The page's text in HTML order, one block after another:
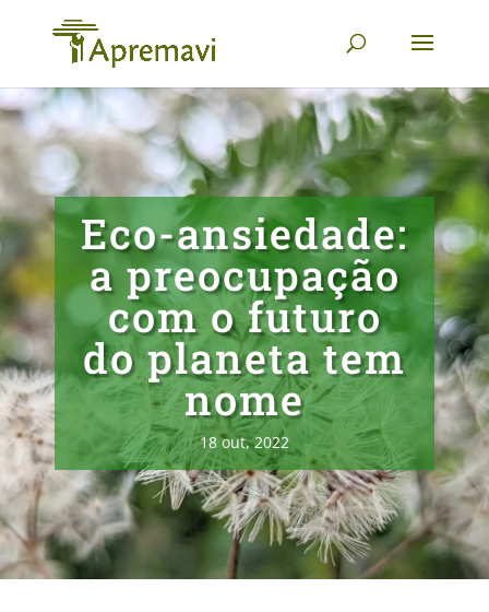
Eco-ansiedade:
a preocupação
com o futuro
do planeta tem
nome
18 out, 2022